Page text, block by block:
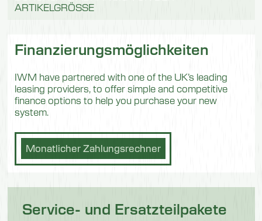
ARTIKELGRÖSSE
Finanzierungsmöglichkeiten
IWM have partnered with one of the UK’s leading
leasing providers, to offer simple and competitive
finance options to help you purchase your new
system.
Monatlicher Zahlungsrechner
Service- und Ersatzteilpakete